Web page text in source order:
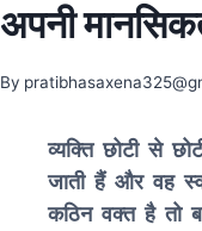
अपनी
By
व्यक्ति छोटी से
जाती हैं और वह
कठिन वक्त है तो